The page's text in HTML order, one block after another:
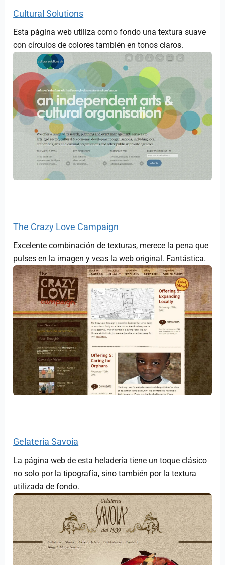
Cultural Solutions
Esta página web utiliza como fondo una textura suave
con círculos de colores también en tonos claros.
The Crazy Love Campaign
Excelente combinación de texturas, merece la pena que
pulses en la imagen y veas la web original. Fantástica.
Gelateria Savoia
La página web de esta heladería tiene un toque clásico
no solo por la tipografía, sino también por la textura
utilizada de fondo.